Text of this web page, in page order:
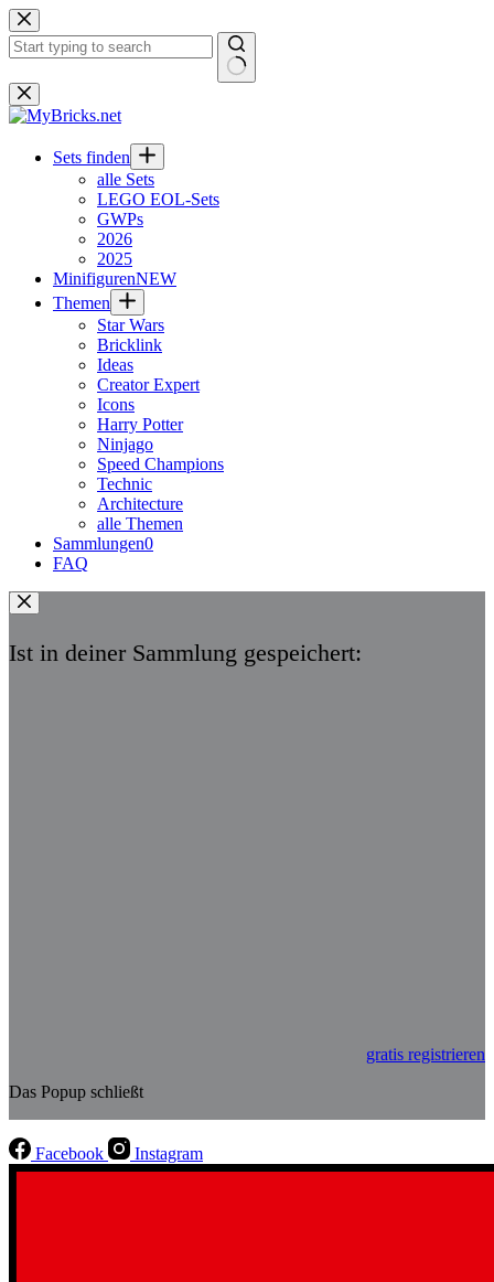
Zum
Inhalt
springen
Keine
Ergebnisse
Sets finden
alle Sets
LEGO EOL-Sets
GWPs
2026
2025
MinifigurenNEW
Themen
Star Wars
Bricklink
Ideas
Creator Expert
Icons
Harry Potter
Ninjago
Speed Champions
Technic
Architecture
alle Themen
Sammlungen0
FAQ
Ist in deiner Sammlung gespeichert:
gratis registrieren
Das Popup schließt
Facebook Instagram